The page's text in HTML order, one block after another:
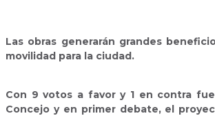
Las obras generarán grandes
movilidad para la ciudad.
Con 9 votos a favor y 1 en contra
Concejo y en primer debate, el